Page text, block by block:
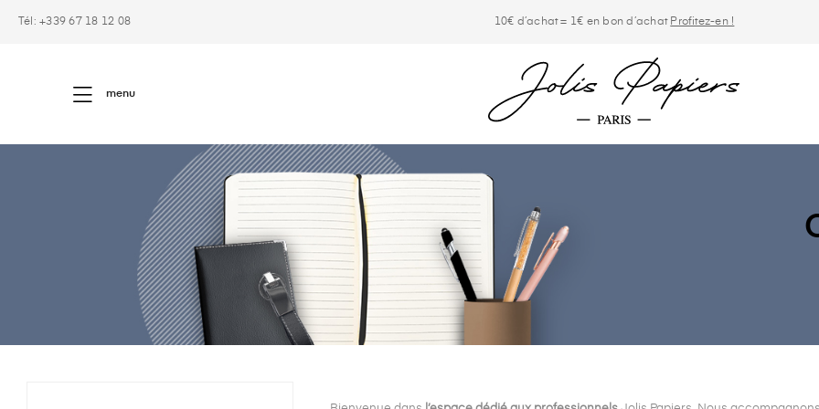
Tél: +339 67 18 12 08 10€ d’achat = 1€ en bon d’achat Profitez-en !
menu